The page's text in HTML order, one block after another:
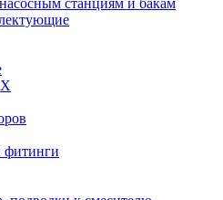
станциям и бакам
фитинги